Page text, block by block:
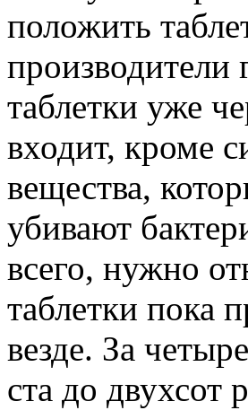
положить
производители
таблетки уже
входит, кроме
вещества,
убивают
всего, нужно
таблетки пока
везде. За
ста до двухсот